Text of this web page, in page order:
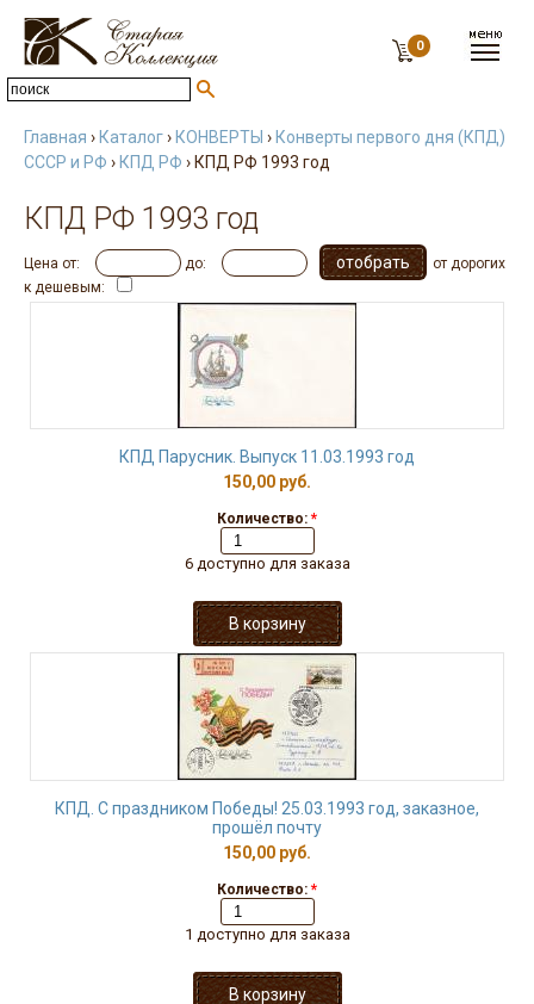
0
Главная › Каталог› КОНВЕРТЫ › Конверты первого дня (КПД)
СССР и РФ › КПД РФ › КПД РФ 1993 год
КПД РФ 1993 год
Цена от: до:
от дорогих
к дешевым:
КПД Парусник. Выпуск 11.03.1993 год
150,00 руб.
Количество: *
6 доступно для заказа
КПД. С праздником Победы! 25.03.1993 год, заказное,
прошёл почту
150,00 руб.
Количество: *
1 доступно для заказа